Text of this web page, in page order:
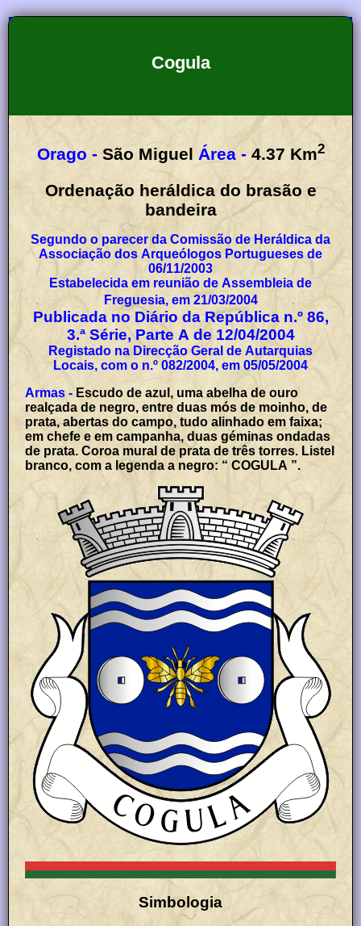
Cogula
Orago - São Miguel Área - 4.37 Km2
Ordenação heráldica do brasão e
bandeira
Segundo o parecer da Comissão de Heráldica da
Associação dos Arqueólogos Portugueses de
06/11/2003
Estabelecida em reunião de Assembleia de
Freguesia, em 21/03/2004
Publicada no Diário da República n.º 86,
3.ª Série, Parte A de 12/04/2004
Registado na Direcção Geral de Autarquias
Locais, com o n.º 082/2004, em 05/05/2004
Armas - Escudo de azul, uma abelha de ouro
realçada de negro, entre duas mós de moinho, de
prata, abertas do campo, tudo alinhado em faixa;
em chefe e em campanha, duas géminas ondadas
de prata. Coroa mural de prata de três torres. Listel
branco, com a legenda a negro: “ COGULA ”.
Simbologia